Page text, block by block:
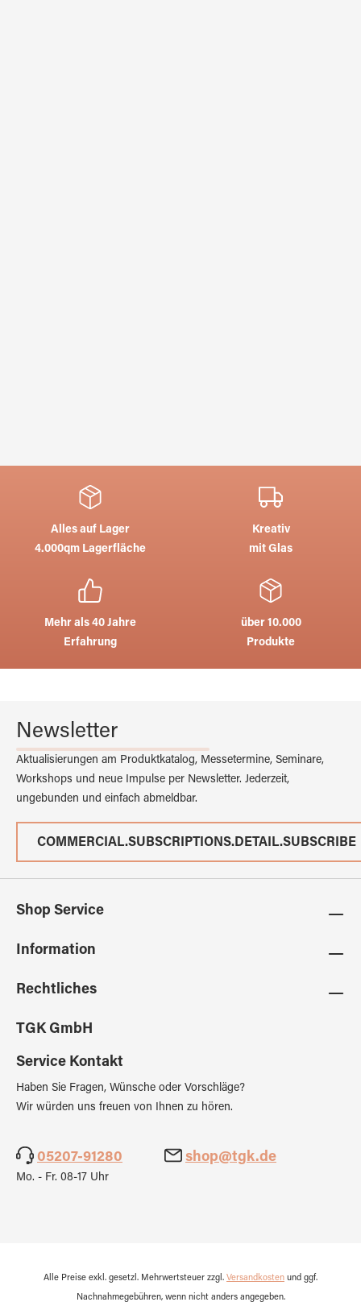
Alles auf Lager
4.000qm Lagerfläche
Kreativ
mit Glas
Mehr als 40 Jahre
Erfahrung
über 10.000
Produkte
Newsletter
Aktualisierungen am Produktkatalog, Messetermine, Seminare,
Workshops und neue Impulse per Newsletter. Jederzeit,
ungebunden und einfach abmeldbar.
COMMERCIAL.SUBSCRIPTIONS.DETAIL.SUBSCRIBE
Shop Service
Information
Rechtliches
TGK GmbH
Service Kontakt
Haben Sie Fragen, Wünsche oder Vorschläge?
Wir würden uns freuen von Ihnen zu hören.
05207-91280 shop@tgk.de
Mo. - Fr. 08-17 Uhr
Alle Preise exkl. gesetzl. Mehrwertsteuer zzgl. Versandkosten und ggf.
Nachnahmegebühren, wenn nicht anders angegeben.